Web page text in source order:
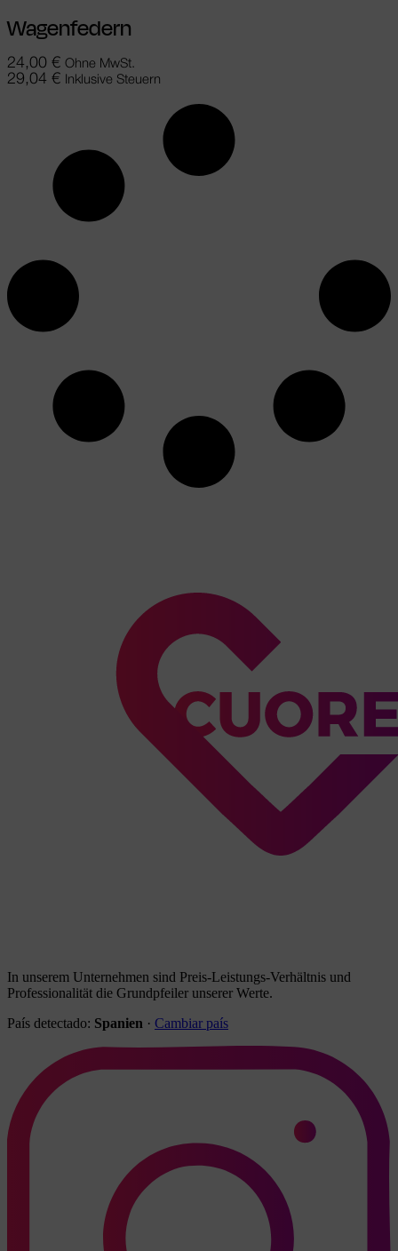
Wagenfedern
24,00 € Ohne MwSt.
29,04 € Inklusive Steuern
In unserem Unternehmen sind Preis-Leistungs-Verhältnis und
Professionalität die Grundpfeiler unserer Werte.
País detectado: Spanien · Cambiar país